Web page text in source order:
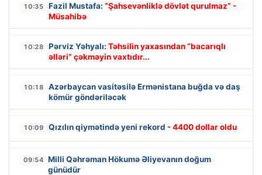
10:35 Fazil Mustafa: “Şahsevənliklə dövlət qurulmaz” -
Müsahibə
10:28 Pərviz Yəhyalı: Təhsilin yaxasından “bacarıqlı
əlləri” çəkməyin vaxtıdır...
10:18
Azərbaycan vasitəsilə Ermənistana buğda və daş
kömür göndəriləcək
10:09 Qızılın qiymətində yeni rekord - 4400 dollar oldu
09:54 Milli Qəhrəman Hökumə Əliyevanın doğum
günüdür